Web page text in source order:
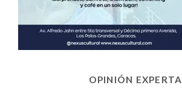
OPINIÓN EXPERTA